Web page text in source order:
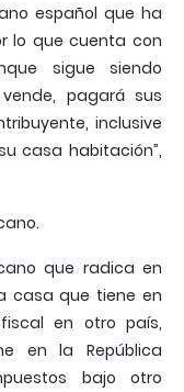
español que ha
lo que cuenta con
sigue siendo
pagará sus
inclusive
casa habitación”,
que radica en
casa que tiene en
en otro país,
en la República
bajo otro